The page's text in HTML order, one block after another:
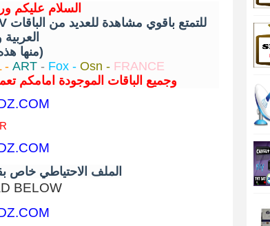
السلام عليكم
العربية
(منها هذه الباقات)
- ART- Fox - Osn - FRANCE
وجميع الباقات الموجودة امامكم
الملف الاحتياطي خاص
BELOW